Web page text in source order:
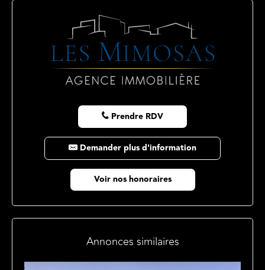
Prendre RDV
Demander plus d'information
Voir nos honoraires
Annonces similaires